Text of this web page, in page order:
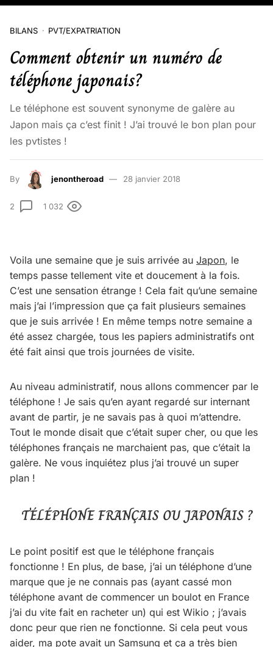
BILANS PVT/EXPATRIATION
Comment obtenir un numéro de
téléphone japonais?
Le téléphone est souvent synonyme de galère au
Japon mais ça c’est finit ! J’ai trouvé le bon plan pour
les pvtistes !
By jenontheroad 28 janvier 2018
2 1 032
Voila une semaine que je suis arrivée au Japon, le
temps passe tellement vite et doucement à la fois.
C’est une sensation étrange ! Cela fait qu’une semaine
mais j’ai l’impression que ça fait plusieurs semaines
que je suis arrivée ! En même temps notre semaine a
été assez chargée, tous les papiers administratifs ont
été fait ainsi que trois journées de visite.
Au niveau administratif, nous allons commencer par le
téléphone ! Je sais qu’en ayant regardé sur internant
avant de partir, je ne savais pas à quoi m’attendre.
Tout le monde disait que c’était super cher, ou que les
téléphones français ne marchaient pas, que c’était la
galère. Ne vous inquiétez plus j’ai trouvé un super
plan !
TÉLÉPHONE FRANÇAIS OU JAPONAIS ?
Le point positif est que le téléphone français
fonctionne ! En plus, de base, j’ai un téléphone d’une
marque que je ne connais pas (ayant cassé mon
téléphone avant de commencer un boulot en France
j’ai du vite fait en racheter un) qui est Wikio ; j’avais
donc peur que rien ne fonctionne. Si cela peut vous
aider, ma pote avait un Samsung et ça a très bien